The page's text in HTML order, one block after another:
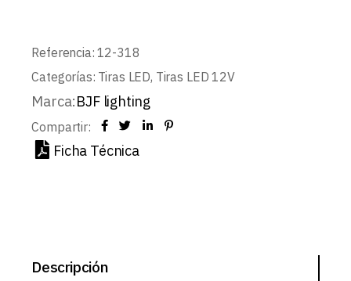
Referencia: 12-318
Categorías: Tiras LED, Tiras LED 12V
Marca:BJF lighting
Compartir:
Ficha Técnica
Descripción